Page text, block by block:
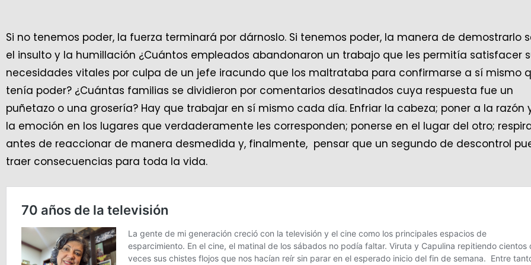
Si no tenemos poder, la fuerza terminará por dárnoslo. Si tenemos poder, la manera de demostrarlo
el insulto y la humillación ¿Cuántos empleados abandonaron un trabajo que les permitía satisfacer
necesidades vitales por culpa de un jefe iracundo que los maltrataba para confirmarse a sí mismo
tenía poder? ¿Cuántas familias se dividieron por comentarios desatinados cuya respuesta fue un
puñetazo o una grosería? Hay que trabajar en sí mismo cada día. Enfriar la cabeza; poner a la razón
la emoción en los lugares que verdaderamente les corresponden; ponerse en el lugar del otro;
antes de reaccionar de manera desmedida y, finalmente, pensar que un segundo de descontrol
traer consecuencias para toda la vida.